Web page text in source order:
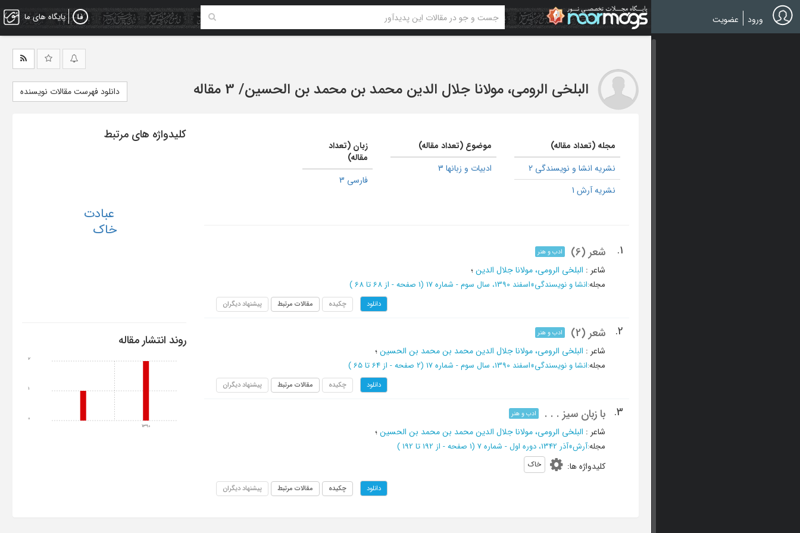
Skip
to
main
پایگاه های ما ورود عضویت
البلخی الرومی، مولانا جلال الدین محمد بن محمد بن الحسین/ 3 مقاله دانلود فهرست مقالات نویسنده
مجله (تعداد مقاله)
نشریه انشا و نویسندگی 2
نشریه آرش 1
موضوع (تعداد مقاله)
ادبیات و زبانها 3
زبان (تعداد
مقاله)
فارسی 3
1. شعر (6) ادب و هنر
شاعر : البلخی الرومی، مولانا جلال الدین؛
مجله:انشا و نویسندگی»اسفند 1390، سال سوم - شماره 17 (‎1 صفحه - از 68 تا 68 )
دانلود چکیده مقالات مرتبط پیشنهاد دیگران
2. شعر (2) ادب و هنر
شاعر : البلخی الرومی، مولانا جلال الدین محمد بن محمد بن الحسین؛
مجله:انشا و نویسندگی»اسفند 1390، سال سوم - شماره 17 (‎2 صفحه - از 64 تا 65 )
دانلود چکیده مقالات مرتبط پیشنهاد دیگران
3. با زبان سیز . . . ادب و هنر
شاعر : البلخی الرومی، مولانا جلال الدین محمد بن محمد بن الحسین؛
مجله:آرش»آذر 1342، دوره اول - شماره 7 (‎1 صفحه - از 192 تا 192 )
کلیدواژه ها: خاک
دانلود چکیده مقالات مرتبط پیشنهاد دیگران
کلیدواژه های مرتبط
خاک
عبادت
روند انتشار مقاله
1390
0
1
2